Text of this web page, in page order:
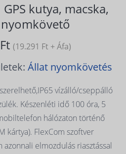
GPS kutya, macska,
(19.291 Ft + Áfa)
Állat nyomkövetés
vízálló/cseppálló
Készenléti idő 100 óra, 5
hálózaton történő
kártya). FlexCom szoftver
azonnali elmozdulás riasztással